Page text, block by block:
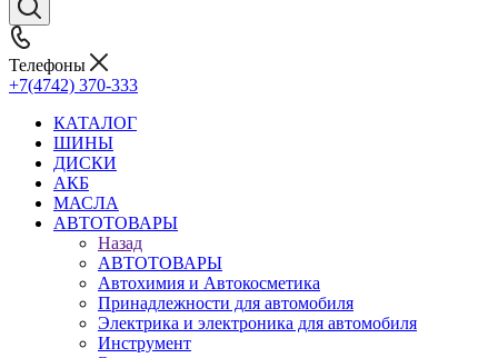
Телефоны
+7(4742) 370-333
КАТАЛОГ
ШИНЫ
ДИСКИ
АКБ
МАСЛА
АВТОТОВАРЫ
Назад
АВТОТОВАРЫ
Автохимия и Автокосметика
Принадлежности для автомобиля
Электрика и электроника для автомобиля
Инструмент